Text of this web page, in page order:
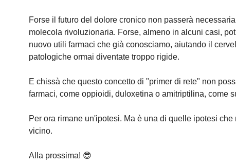
Forse il futuro del dolore cronico non passerà
molecola rivoluzionaria. Forse, almeno in alcuni casi,
nuovo utili farmaci che già conosciamo, aiutando il
patologiche ormai diventate troppo rigide.
E chissà che questo concetto di "primer di rete" non
farmaci, come oppioidi, duloxetina o amitriptilina, come
Per ora rimane un'ipotesi. Ma è una di quelle ipotesi
vicino.
Alla prossima! 😎